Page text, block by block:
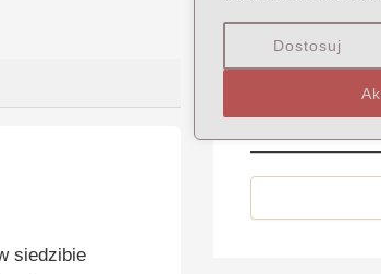
Dostosuj
siedzibie
Wyszukaj
Szukaj